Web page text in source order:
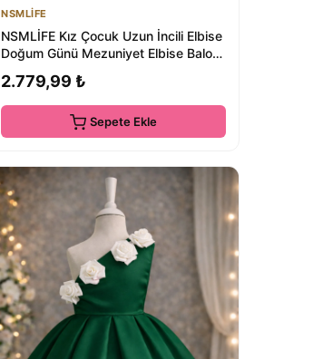
NSMLİFE
NSMLİFE Kız Çocuk Uzun İncili Elbise
Doğum Günü Mezuniyet Elbise Balo
2.779,99 ₺
Sepete Ekle